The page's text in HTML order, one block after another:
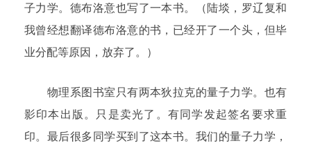
子力学。德布洛意也写了一本书。（陆埮，罗辽复和
我曾经想翻译德布洛意的书，已经开了一个头，但毕
业分配等原因，放弃了。）
物理系图书室只有两本狄拉克的量子力学。也有
影印本出版。只是卖光了。有同学发起签名要求重
印。最后很多同学买到了这本书。我们的量子力学，